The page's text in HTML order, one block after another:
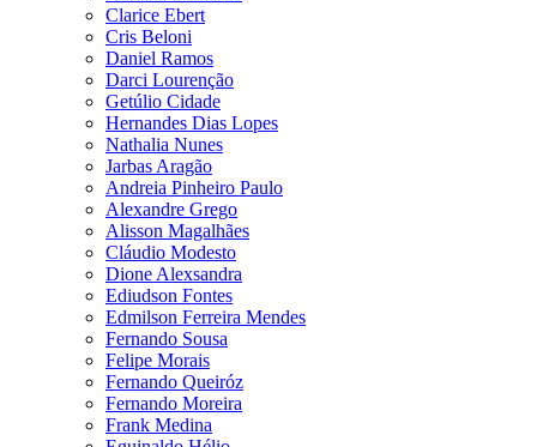
Clarice Ebert
Cris Beloni
Daniel Ramos
Darci Lourenção
Getúlio Cidade
Hernandes Dias Lopes
Nathalia Nunes
Jarbas Aragão
Andreia Pinheiro Paulo
Alexandre Grego
Alisson Magalhães
Cláudio Modesto
Dione Alexsandra
Ediudson Fontes
Edmilson Ferreira Mendes
Fernando Sousa
Felipe Morais
Fernando Queiróz
Fernando Moreira
Frank Medina